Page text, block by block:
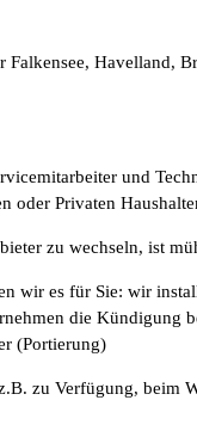
Falkensee, Havelland,
und
oder Privaten
zu wechseln, ist
wir es für Sie: wir
die Kündigung
(Portierung)
zu Verfügung, beim